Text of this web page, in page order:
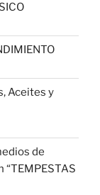
Aceites y
de